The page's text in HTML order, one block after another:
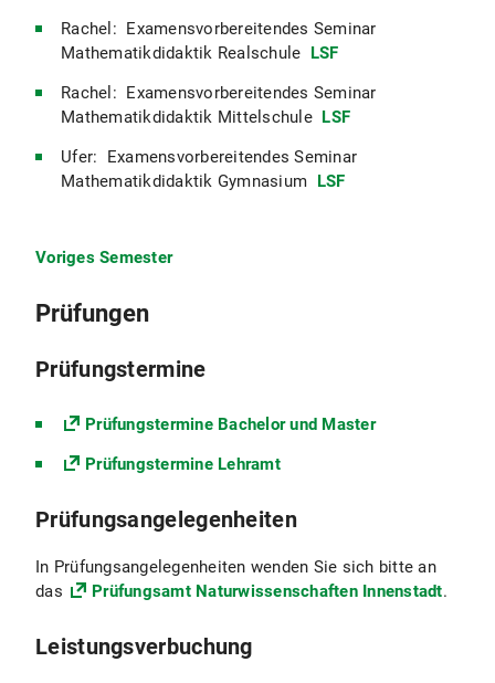
Rachel: Examensvorbereitendes Seminar
Mathematikdidaktik Realschule LSF
Rachel: Examensvorbereitendes Seminar
Mathematikdidaktik Mittelschule LSF
Ufer: Examensvorbereitendes Seminar
Mathematikdidaktik Gymnasium LSF
Voriges Semester
Prüfungen
Prüfungstermine
Prüfungstermine Bachelor und Master
Prüfungstermine Lehramt
Prüfungsangelegenheiten
In Prüfungsangelegenheiten wenden Sie sich bitte an
das
Prüfungsamt Naturwissenschaften Innenstadt.
Leistungsverbuchung